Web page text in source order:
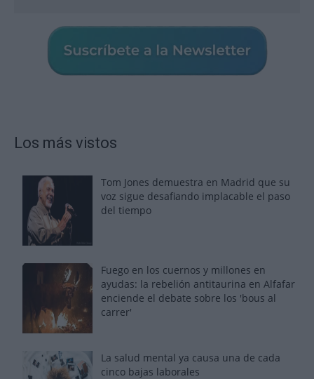
Los más vistos
Tom Jones demuestra en Madrid que su
voz sigue desafiando implacable el paso
del tiempo
Fuego en los cuernos y millones en
ayudas: la rebelión antitaurina en Alfafar
enciende el debate sobre los 'bous al
carrer'
La salud mental ya causa una de cada
cinco bajas laborales